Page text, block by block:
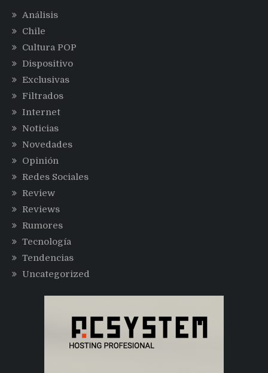
Análisis
Chile
Cultura POP
Dispositivo
Exclusivas
Filtrados
Internet
Noticias
Novedades
Opinión
Redes Sociales
Review
Reviews
Rumores
Tecnología
Tendencias
Uncategorized